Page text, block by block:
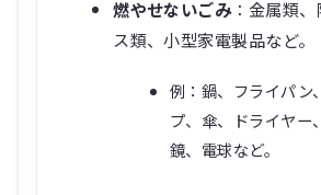
燃やせないごみ：金属類、
ス類、小型家電製品など。
例：鍋、フライパン
プ、傘、ドライヤー
鏡、電球など。